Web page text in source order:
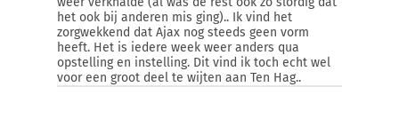
het ook bij anderen mis ging).. Ik vind het
zorgwekkend dat Ajax nog steeds geen vorm
heeft. Het is iedere week weer anders qua
opstelling en instelling. Dit vind ik toch echt wel
voor een groot deel te wijten aan Ten Hag..